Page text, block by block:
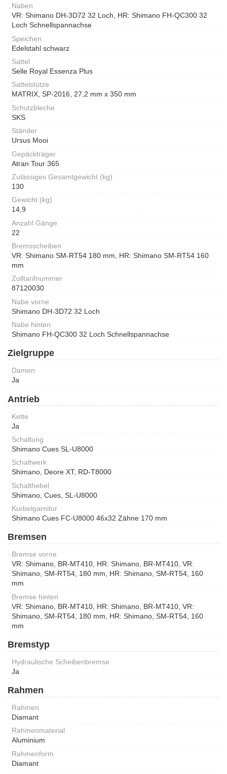
Naben
VR: Shimano DH-3D72 32 Loch, HR: Shimano FH-QC300 32
Loch Schnellspannachse
Speichen
Edelstahl schwarz
Sattel
Selle Royal Essenza Plus
Sattelstütze
MATRIX, SP-2016, 27,2 mm x 350 mm
Schutzbleche
SKS
Ständer
Ursus Mooi
Gepäckträger
Atran Tour 365
Zulässiges Gesamtgewicht (kg)
130
Gewicht (kg)
14,9
Anzahl Gänge
22
Bremsscheiben
VR: Shimano SM-RT54 180 mm, HR: Shimano SM-RT54 160
mm
Zolltarifnummer
87120030
Nabe vorne
Shimano DH-3D72 32 Loch
Nabe hinten
Shimano FH-QC300 32 Loch Schnellspannachse
Zielgruppe
Damen
Ja
Antrieb
Kette
Ja
Schaltung
Shimano Cues SL-U8000
Schaltwerk
Shimano, Deore XT, RD-T8000
Schalthebel
Shimano, Cues, SL-U8000
Kurbelgarnitur
Shimano Cues FC-U8000 46x32 Zähne 170 mm
Bremsen
Bremse vorne
VR: Shimano, BR-MT410, HR: Shimano, BR-MT410, VR:
Shimano, SM-RT54, 180 mm, HR: Shimano, SM-RT54, 160
mm
Bremse hinten
VR: Shimano, BR-MT410, HR: Shimano, BR-MT410, VR:
Shimano, SM-RT54, 180 mm, HR: Shimano, SM-RT54, 160
mm
Bremstyp
Hydraulische Scheibenbremse
Ja
Rahmen
Rahmen
Diamant
Rahmenmaterial
Aluminium
Rahmenform
Diamant